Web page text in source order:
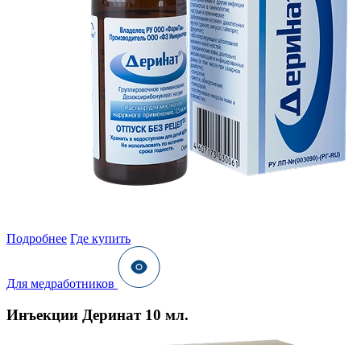
Подробнее Где купить
Для медработников
Инъекции Деринат 10 мл.